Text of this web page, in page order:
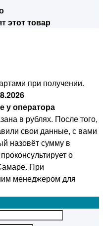
этот товар
при получении.
у оператора
в рублях. После того,
свои данные, с вами
назовёт сумму в
о
При
менеджером для